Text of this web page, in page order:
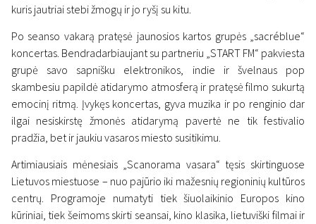
kuris jautriai stebi žmogų ir jo ryšį su kitu.
Po seanso vakarą pratęsė jaunosios kartos grupės „sacréblue“
koncertas. Bendradarbiaujant su partneriu „START FM“ pakviesta
grupė savo sapnišku elektronikos, indie ir švelnaus pop
skambesiu papildė atidarymo atmosferą ir pratęsė filmo sukurtą
emocinį ritmą. Įvykęs koncertas, gyva muzika ir po renginio dar
ilgai nesiskirstę žmonės atidarymą pavertė ne tik festivalio
pradžia, bet ir jaukiu vasaros miesto susitikimu.
Artimiausiais mėnesiais „Scanorama vasara“ tęsis skirtinguose
Lietuvos miestuose – nuo pajūrio iki mažesnių regioninių kultūros
centrų. Programoje numatyti tiek šiuolaikinio Europos kino
kūriniai, tiek šeimoms skirti seansai, kino klasika, lietuviški filmai ir